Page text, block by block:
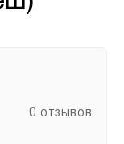
0 отзывов